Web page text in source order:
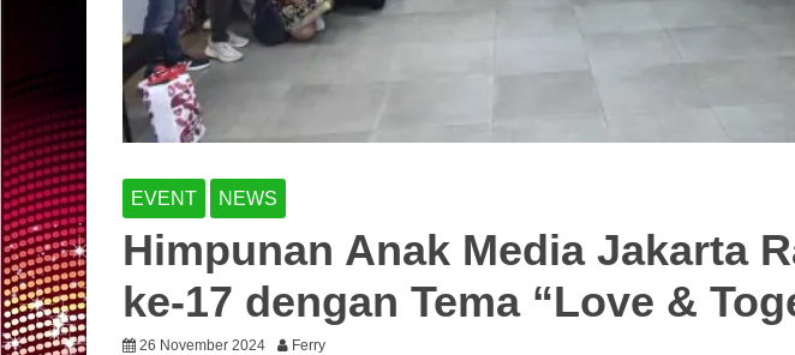
EVENT NEWS
Himpunan Anak Media Jakarta
ke-17 dengan Tema “Love &
26 November 2024 Ferry